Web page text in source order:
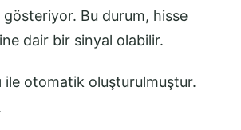
gösteriyor. Bu durum, hisse
dair bir sinyal olabilir.
ile otomatik oluşturulmuştur.